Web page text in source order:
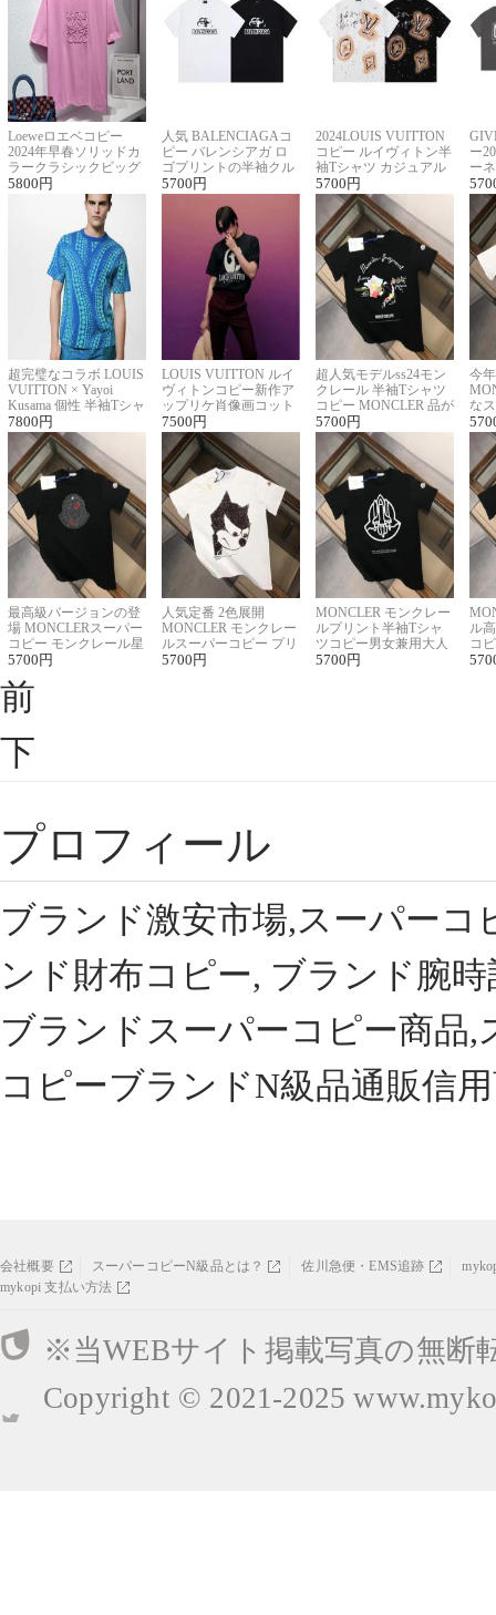
Loeweロエベコピー
2024年早春ソリッドカ
ラークラシックビッグ
ロゴ刺繍Tシャツ
5800 円
人気 BALENCIAGAコ
ピー バレンシアガ ロ
ゴプリントの半袖クル
ーネックTシャツ
5700 円
2024LOUIS VUITTON
コピー ルイヴィトン半
袖Tシャツ カジュアル
に馴染む 2色展開
5700 円
ー
ー
ー
超完璧なコラボ LOUIS
VUITTON × Yayoi
Kusama 個性 半袖Tシャ
ツコピー男女兼用
7800 円
LOUIS VUITTON ルイ
ヴィトンコピー新作ア
ップリケ肖像画コット
ンニット半袖Tシャツ
7500 円
超人気モデルss24モン
クレール 半袖Tシャツ
コピー MONCLER 品が
良く見た目
5700 円
今
な
ル
最高級バージョンの登
場 MONCLERスーパー
コピー モンクレール星
座半袖Tシャツ
5700 円
人気定番 2色展開
MONCLER モンクレー
ルスーパーコピー プリ
ント半袖Tシャツ
5700 円
MONCLER モンクレー
ルプリント半袖Tシャ
ツコピー男女兼用大人
可愛い春夏コーデ
5700 円
ル
コ
ィ
前
下
プロフィール
ブランド激安市場,スーパー
ンド財布コピー, ブランド腕
ブランドスーパーコピー商品
コピーブランドN級品通販信
会社概要 スーパーコピーN級品とは？ 佐川急便・EMS追跡
mykopi 支払い方法
※当WEBサイト掲載写真の無断
Copyright © 2021-2025